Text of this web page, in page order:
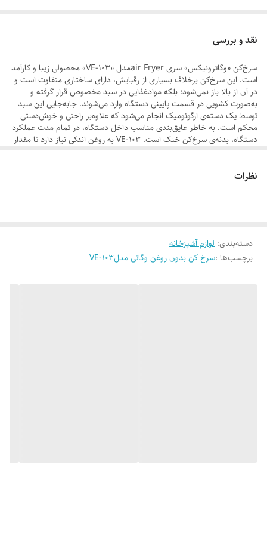
۵لیتری
حداکثر توان مصرفی
۱۷۰۰
محفظه
نقد و بررسی
سرخ‌کن «وگاترونیکس» سری air Fryerمدل «VE-103» محصولی زیبا و کارآمد
است. این سرخ‌کن برخلاف بسیاری از رقبایش، دارای ساختاری متفاوت است و
در آن از بالا باز نمی‌شود؛ بلکه موادغذایی در سبد مخصوص قرار گرفته و
به‌صورت کشویی در قسمت پایینی دستگاه وارد می‌شوند. جابه‌جایی این سبد
توسط یک دسته‌ی ارگونومیک انجام می‌شود که علاوه‌بر راحتی و خوش‌دستی
محکم است. به خاطر عایق‌بندی مناسب داخل دستگاه، در تمام مدت عملکرد
دستگاه، بدنه‌ی سرخ‌کن خنک است. VE-103 به روغن اندکی نیاز دارد تا مقدار
نظرات
دسته‌بندی: لوازم آشپزخانه
برچسب‌ها :سرخ کن بدون روغن وگاتی مدلVE-103